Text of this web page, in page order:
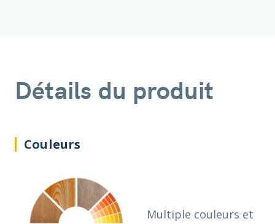
Détails du produit
Couleurs
Multiple couleurs et